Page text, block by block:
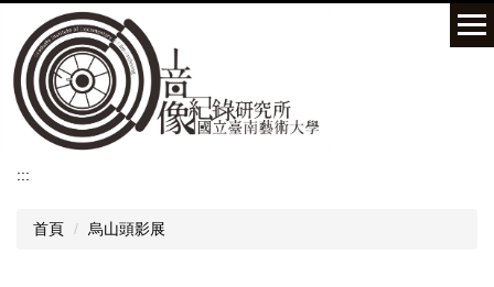
到
主
要
內
:::
首頁 烏山頭影展